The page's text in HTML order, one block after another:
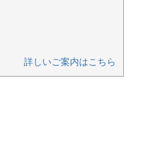
詳しいご案内はこちら